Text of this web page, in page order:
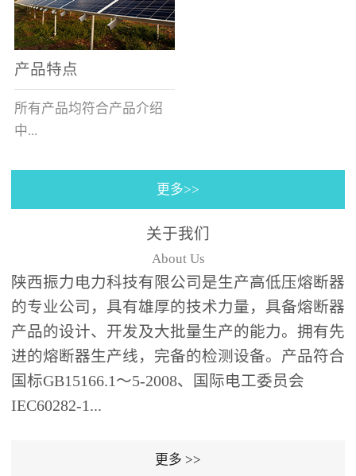
孔同心；熔断器装入箱体
后，熔断器支架壳外表皮
皮和端部与变压器油箱内
壁及异相电缆之间需保持
足够的绝缘距离；熔断器
为水平安装,并与变压器箱
体面板垂直,熔断器伸入油
箱的部分应浸入变压器绝
缘油中并用绝缘支架(用户
在变压器箱中安装好绝缘
压事业部拿到三项专利。
产品特点
所有产品均符合产品介绍
中...
的时间-电流特性曲线。给
合适的产品（时间-电流特
性曲线表示虚拟的熔化时
间与...
更多>>
关于我们
About Us
陕西振力电力科技有限公司是生产高低压熔断器
的专业公司，具有雄厚的技术力量，具备熔断器
产品的设计、开发及大批量生产的能力。拥有先
进的熔断器生产线，完备的检测设备。产品符合
国标GB15166.1～5-2008、国际电工委员会
IEC60282-1...
更多 >>